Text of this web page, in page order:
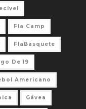
Fla Camp
FlaBasquete
De 19
Americano
Gávea